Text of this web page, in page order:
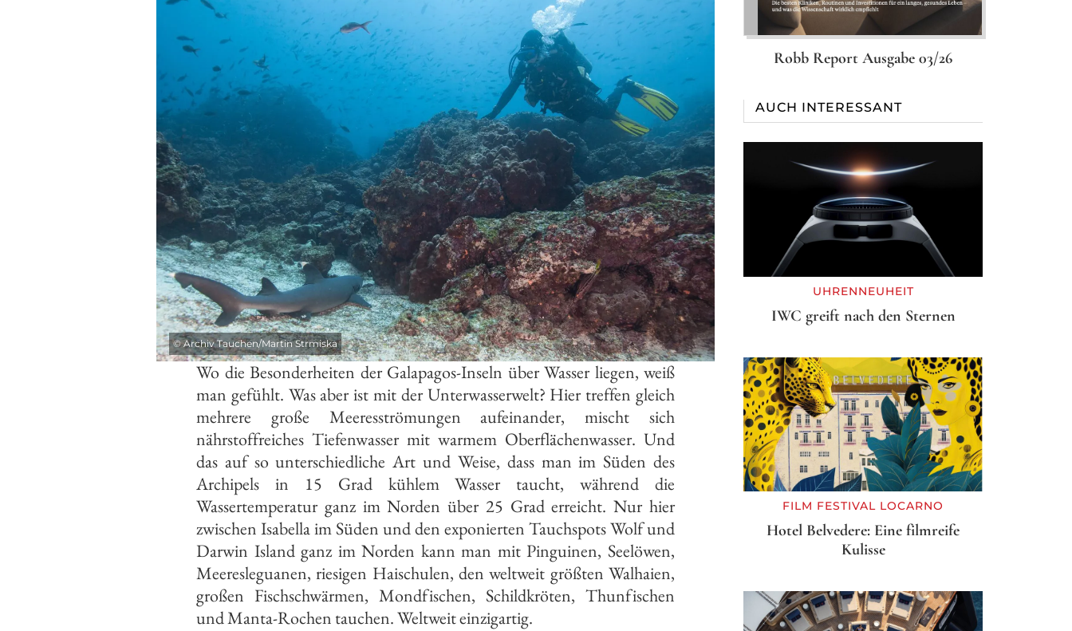
Robb Report Ausgabe 03/26
AUCH INTERESSANT
UHRENNEUHEIT
IWC greift nach den Sternen
FILM FESTIVAL LOCARNO
Hotel Belvedere: Eine filmreife
Kulisse
© Archiv Tauchen/Martin Strmiska
Wo die Besonderheiten der Galapagos-Inseln über Wasser liegen, weiß
man gefühlt. Was aber ist mit der Unterwasserwelt? Hier treffen gleich
mehrere große Meeresströmungen aufeinander, mischt sich
nährstoffreiches Tiefenwasser mit warmem Oberflächenwasser. Und
das auf so unterschiedliche Art und Weise, dass man im Süden des
Archipels in 15 Grad kühlem Wasser taucht, während die
Wassertemperatur ganz im Norden über 25 Grad erreicht. Nur hier
zwischen Isabella im Süden und den exponierten Tauchspots Wolf und
Darwin Island ganz im Norden kann man mit Pinguinen, Seelöwen,
Meeresleguanen, riesigen Haischulen, den weltweit größten Walhaien,
großen Fischschwärmen, Mondfischen, Schildkröten, Thunfischen
und Manta-Rochen tauchen. Weltweit einzigartig.